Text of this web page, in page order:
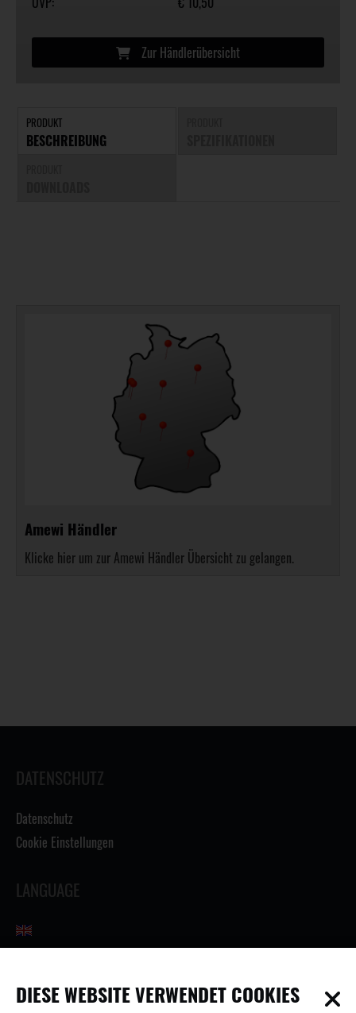
Zur Händlerübersicht
PRODUKT
BESCHREIBUNG
Amewi Händler
Klicke hier um zur Amewi Händler Übersicht zu gelangen.
DATENSCHUTZ
Datenschutz
Cookie Einstellungen
LANGUAGE
INFORMATIONEN
DIESE WEBSITE VERWENDET COOKIES